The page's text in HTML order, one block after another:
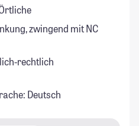
zwingend mit NC
rechtlich
Deutsch